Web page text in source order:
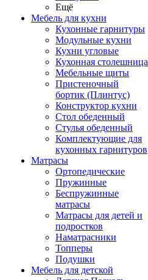
Ещё
Мебель для кухни
Кухонные гарнитуры
Модульные кухни
Кухни угловые
Кухонная столешница
Мебельные щиты
Пристеночный
бортик (Плинтус)
Конструктор кухни
Стол обеденный
Стулья обеденный
Комплектующие для
кухонных гарнитуров
Матраcы
Ортопедические
Пружинные
Беспружинные
матрасы
Матрасы для детей и
подростков
Наматрасники
Топперы
Подушки
Мебель для детской